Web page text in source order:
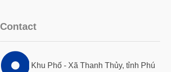
Contact
Khu Phố - Xã Thanh Thủy, tỉnh Phú